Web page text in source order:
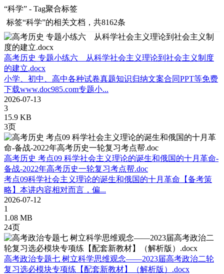
“科学” - Tag聚合标签
标签“科学”的相关文档，共8162条
高考历史 专题小练六 从科学社会主义理论到社会主义制度
的建立.docx
小学、初中、高中各种试卷真题知识归纳文案合同PPT等免费
下载www.doc985.com专题小...
2026-07-13
3
15.9 KB
3页
高考历史 考点09 科学社会主义理论的诞生和俄国的十月革命-
备战-2022年高考历史一轮复习考点帮.doc
考点09科学社会主义理论的诞生和俄国的十月革命【备考策
略】本讲内容相对而言，偏...
2026-07-12
1
1.08 MB
24页
高考政治专题七 树立科学思维观念——2023届高考政治二轮
复习选必模块专项练【配套新教材】（解析版）.docx